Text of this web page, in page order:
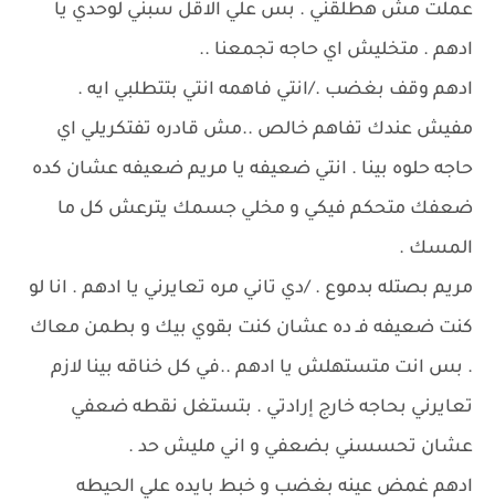
عملت مش هطلقني . بس علي الاقل سبني لوحدي يا
ادهم . متخليش اي حاجه تجمعنا ..
ادهم وقف بغضب ./انتي فاهمه انتي بتتطلبي ايه .
مفيش عندك تفاهم خالص ..مش قادره تفتكريلي اي
حاجه حلوه بينا . انتي ضعيفه يا مريم ضعيفه عشان كده
ضعفك متحكم فيكي و مخلي جسمك يترعش كل ما
المسك .
مريم بصتله بدموع . /دي تاني مره تعايرني يا ادهم . انا لو
كنت ضعيفه فـ ده عشان كنت بقوي بيك و بطمن معاك
. بس انت متستهلش يا ادهم ..في كل خناقه بينا لازم
تعايرني بحاجه خارج إرادتي . بتستغل نقطه ضعفي
عشان تحسسني بضعفي و اني مليش حد .
ادهم غمض عينه بغضب و خبط بايده علي الحيطه